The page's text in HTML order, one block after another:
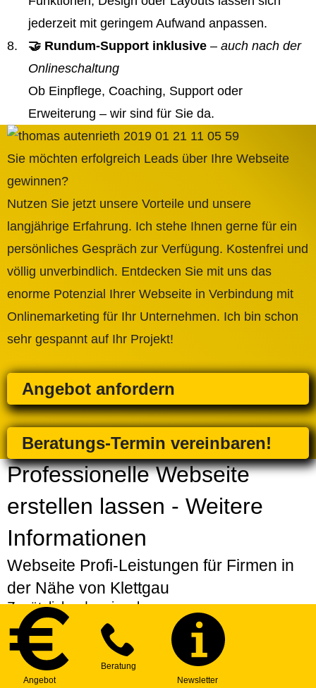
jederzeit mit geringem Aufwand anpassen.
🤝 Rundum-Support inklusive – auch nach der
Onlineschaltung
Ob Einpflege, Coaching, Support oder
Erweiterung – wir sind für Sie da.
Sie möchten erfolgreich Leads über Ihre Webseite
gewinnen?
Nutzen Sie jetzt unsere Vorteile und unsere
langjährige Erfahrung. Ich stehe Ihnen gerne für ein
persönliches Gespräch zur Verfügung. Kostenfrei und
völlig unverbindlich. Entdecken Sie mit uns das
enorme Potenzial Ihrer Webseite in Verbindung mit
Onlinemarketing für Ihr Unternehmen. Ich bin schon
sehr gespannt auf Ihr Projekt!
Angebot anfordern
Beratungs-Termin vereinbaren!
Professionelle Webseite
erstellen lassen - Weitere
Informationen
Webseite Profi-Leistungen für Firmen in
der Nähe von Klettgau
Zusätzlich oder einzeln
Strategiepaket
| Erarbeitung einer individuellen
Strategie für Ihre Webseite
Express-Service| Bevorzugte Erstellung Ihres